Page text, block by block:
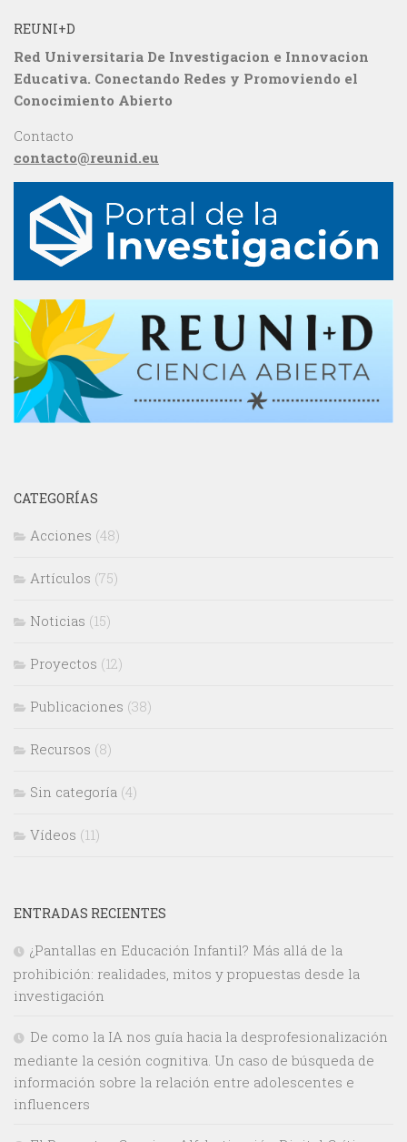
REUNI+D
Red Universitaria De Investigacion e Innovacion
Educativa. Conectando Redes y Promoviendo el
Conocimiento Abierto
Contacto
contacto@reunid.eu
CATEGORÍAS
Acciones (48)
Artículos (75)
Noticias (15)
Proyectos (12)
Publicaciones (38)
Recursos (8)
Sin categoría (4)
Vídeos (11)
ENTRADAS RECIENTES
¿Pantallas en Educación Infantil? Más allá de la
prohibición: realidades, mitos y propuestas desde la
investigación
De como la IA nos guía hacia la desprofesionalización
mediante la cesión cognitiva. Un caso de búsqueda de
información sobre la relación entre adolescentes e
influencers